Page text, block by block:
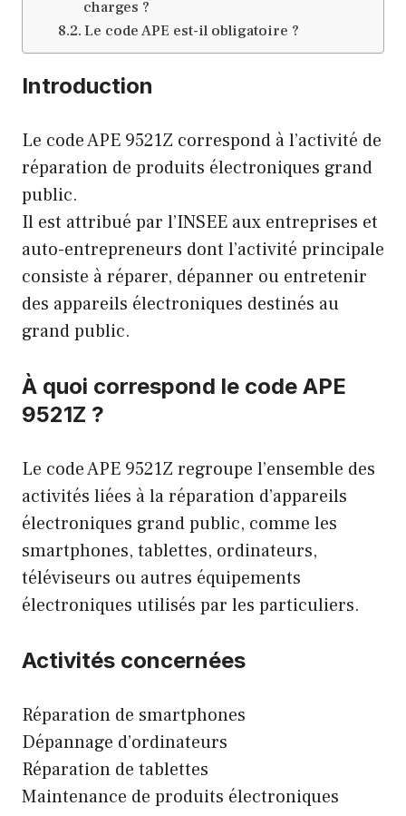
charges ?
Le code APE est-il obligatoire ?
Introduction
Le code APE 9521Z correspond à l’activité de
réparation de produits électroniques grand
public.
Il est attribué par l’INSEE aux entreprises et
auto-entrepreneurs dont l’activité principale
consiste à réparer, dépanner ou entretenir
des appareils électroniques destinés au
grand public.
À quoi correspond le code APE
9521Z ?
Le code APE 9521Z regroupe l’ensemble des
activités liées à la réparation d’appareils
électroniques grand public, comme les
smartphones, tablettes, ordinateurs,
téléviseurs ou autres équipements
électroniques utilisés par les particuliers.
Activités concernées
Réparation de smartphones
Dépannage d’ordinateurs
Réparation de tablettes
Maintenance de produits électroniques